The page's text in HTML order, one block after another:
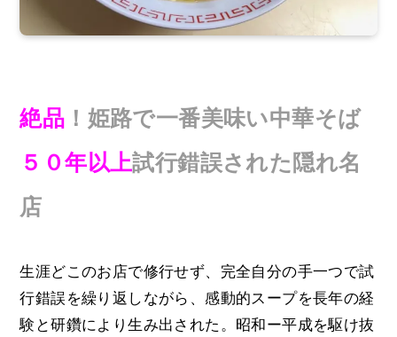
絶品 ！姫路で一番美味い中華そば
５０年以上試行錯誤された隠れ名
店
生涯どこのお店で修行せず、完全自分の手一つで試
行錯誤を繰り返しながら、感動的スープを長年の経
験と研鑽により生み出された。昭和ー平成を駆け抜